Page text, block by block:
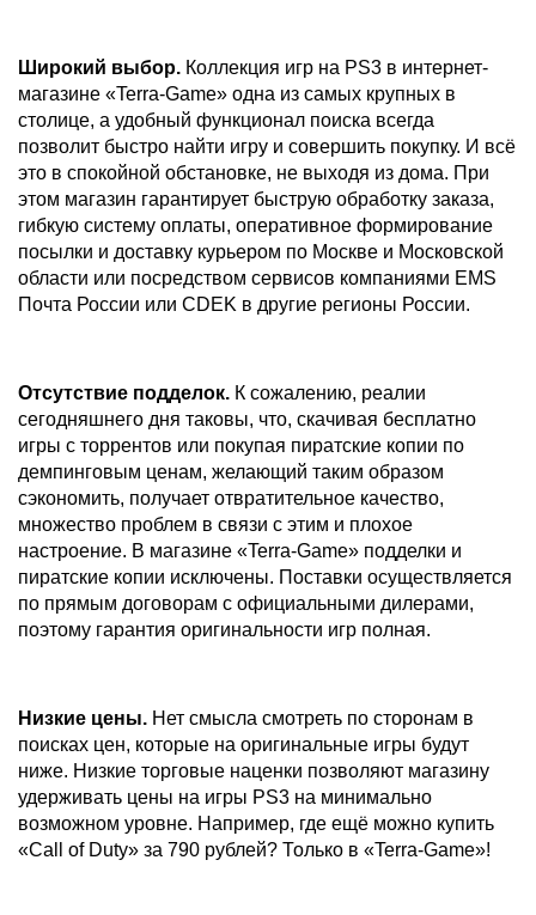
Широкий выбор. Коллекция игр на PS3 в интернет-
магазине «Terra-Game» одна из самых крупных в
столице, а удобный функционал поиска всегда
позволит быстро найти игру и совершить покупку. И всё
это в спокойной обстановке, не выходя из дома. При
этом магазин гарантирует быструю обработку заказа,
гибкую систему оплаты, оперативное формирование
посылки и доставку курьером по Москве и Московской
области или посредством сервисов компаниями EMS
Почта России или CDEK в другие регионы России.
Отсутствие подделок. К сожалению, реалии
сегодняшнего дня таковы, что, скачивая бесплатно
игры с торрентов или покупая пиратские копии по
демпинговым ценам, желающий таким образом
сэкономить, получает отвратительное качество,
множество проблем в связи с этим и плохое
настроение. В магазине «Terra-Game» подделки и
пиратские копии исключены. Поставки осуществляется
по прямым договорам с официальными дилерами,
поэтому гарантия оригинальности игр полная.
Низкие цены. Нет смысла смотреть по сторонам в
поисках цен, которые на оригинальные игры будут
ниже. Низкие торговые наценки позволяют магазину
удерживать цены на игры PS3 на минимально
возможном уровне. Например, где ещё можно купить
«Call of Duty» за 790 рублей? Только в «Terra-Game»!